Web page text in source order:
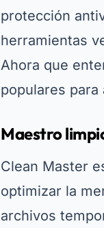
protección
herramientas
Ahora que
populares
Maestro
Clean Master
optimizar la
archivos